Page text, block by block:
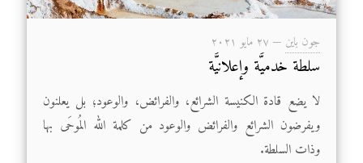
جون باين — ۲۷ مايو ۲۰۲۱
سلطة خدميَّة وإعلانيَّة
لا يضع قادة الكنيسة الشرائع، والفرائض، والوعود؛ بل يعلنون
ويفرضون الشرائع والفرائض والوعود من كلمة الله المُوحَى بها
وذات السلطة.